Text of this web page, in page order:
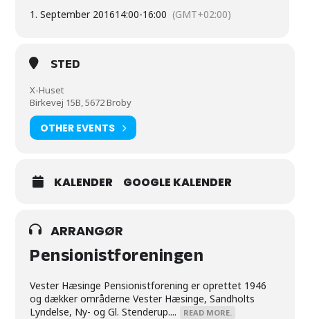
1. September 201614:00-16:00 (GMT+02:00)
STED
X-Huset
Birkevej 15B, 5672 Broby
OTHER EVENTS
KALENDER GOOGLE KALENDER
ARRANGØR
Pensionistforeningen
Vester Hæsinge Pensionistforening er oprettet 1946
og dækker områderne Vester Hæsinge, Sandholts
Lyndelse, Ny- og Gl. Stenderup....
READ MORE.